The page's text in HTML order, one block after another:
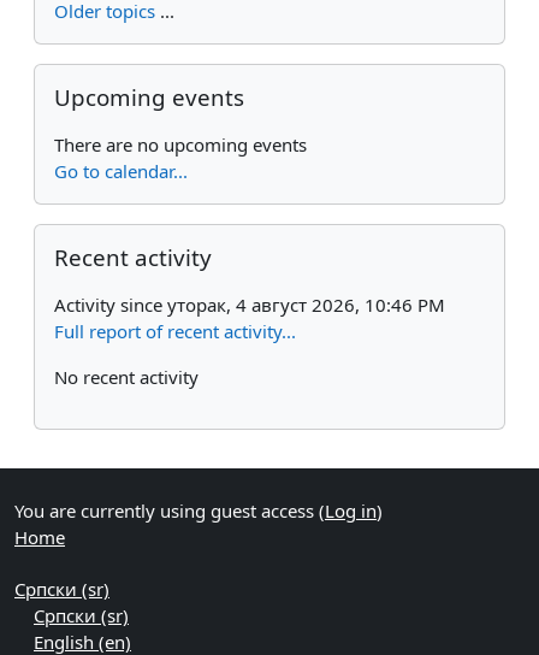
Older topics ...
Skip Upcoming events
Upcoming events
There are no upcoming events
Go to calendar...
Skip Recent activity
Recent activity
Activity since уторак, 4 август 2026, 10:46 PM
Full report of recent activity...
No recent activity
You are currently using guest access (Log in)
Home
Српски ‎(sr)‎
Српски ‎(sr)‎
English ‎(en)‎